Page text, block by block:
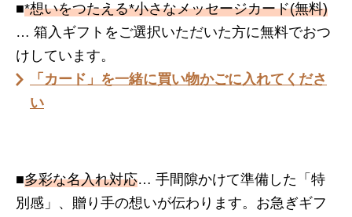
■*想いをつたえる*小さなメッセージカード(無料)
… 箱入ギフトをご選択いただいた方に無料でおつ
けしています。
「カード」を一緒に買い物かごに入れてくださ
い
■多彩な名入れ対応… 手間隙かけて準備した「特
別感」、贈り手の想いが伝わります。お急ぎギフ